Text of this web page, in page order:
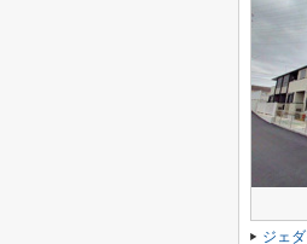
ジェダ